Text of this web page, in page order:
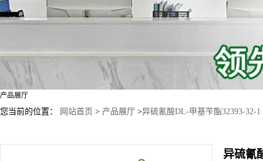
产品展厅
您当前的位置： 网站首页 > 产品展厅 >异硫氰酸DL-甲基苄酯32393-32-1
异硫氰